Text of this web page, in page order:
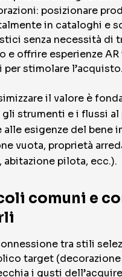
posizionare
in cataloghi e
senza necessità di
e offrire esperienze
per stimolare l’acquisto.
il valore è
gli strumenti e i flussi
alle esigenze del bene
vuota, proprietà
abitazione pilota, ecc.).
comuni e
tra stili
target
i gusti